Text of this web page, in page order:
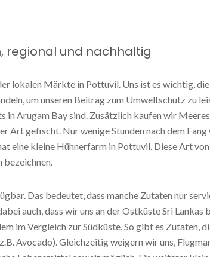
regional und nachhaltig
lokalen Märkte in Pottuvil. Uns ist es wichtig,
um unseren Beitrag zum Umweltschutz zu
in Arugam Bay sind. Zusätzlich kaufen wir
Art gefischt. Nur wenige Stunden nach dem
eine kleine Hühnerfarm in Pottuvil. Diese Art
bezeichnen.
Das bedeutet, dass manche Zutaten nur
auch, dass wir uns an der Ostküste Sri Lankas
im Vergleich zur Südküste. So gibt es Zutaten,
Avocado). Gleichzeitig weigern wir uns,